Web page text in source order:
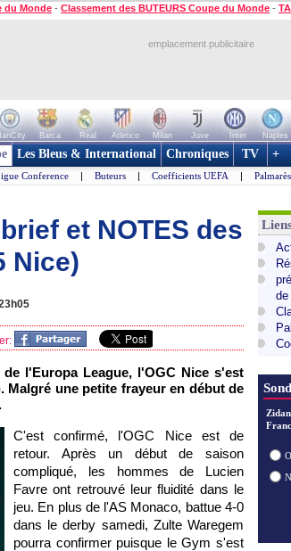
du Monde - Classement des BUTEURS Coupe du Monde -
emplacement publicitaire
Barca Real Atletico Milan Juve Inter Naples
Les Bleus & International Chroniques TV +
Conference | Buteurs | Coefficients UEFA |
et NOTES des
Nice)
l'Europa League, l'OGC Nice s'est
Malgré une petite frayeur en début de
C'est confirmé, l'OGC Nice est de
retour. Après un début de saison
compliqué, les hommes de Lucien
Favre ont retrouvé leur fluidité dans le
jeu. En plus de l'AS Monaco, battue 4-0
dans le derby samedi, Zulte Waregem
pourra confirmer puisque le Gym s'est
de